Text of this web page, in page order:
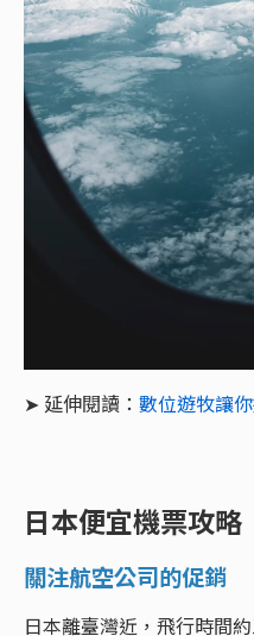
➤ 延伸閱讀： 數位遊牧讓
日本便宜機票攻略
關注航空公司的促銷
日本離臺灣近，飛行時間